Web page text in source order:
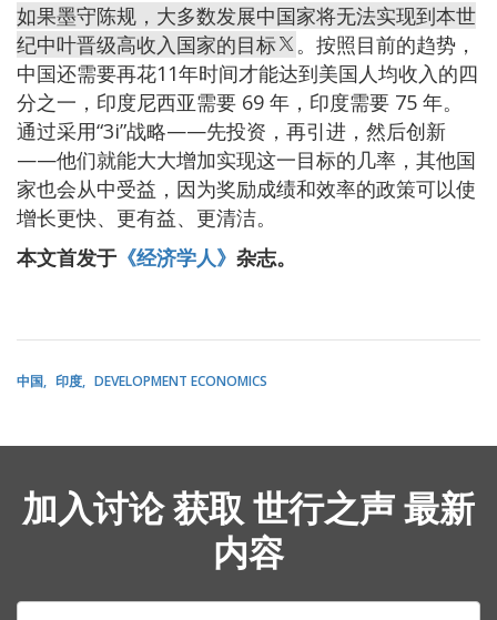
如果墨守陈规，大多数发展中国家将无法实现到本世
纪中叶晋级高收入国家的目标
。按照目前的趋势，
中国还需要再花11年时间才能达到美国人均收入的四
分之一，印度尼西亚需要 69 年，印度需要 75 年。
通过采用“3i”战略——先投资，再引进，然后创新
——他们就能大大增加实现这一目标的几率，其他国
家也会从中受益，因为奖励成绩和效率的政策可以使
增长更快、更有益、更清洁。
本文首发于 《经济学人》 杂志。
中国 印度 DEVELOPMENT ECONOMICS
加入讨论 获取 世行之声 最新
内容